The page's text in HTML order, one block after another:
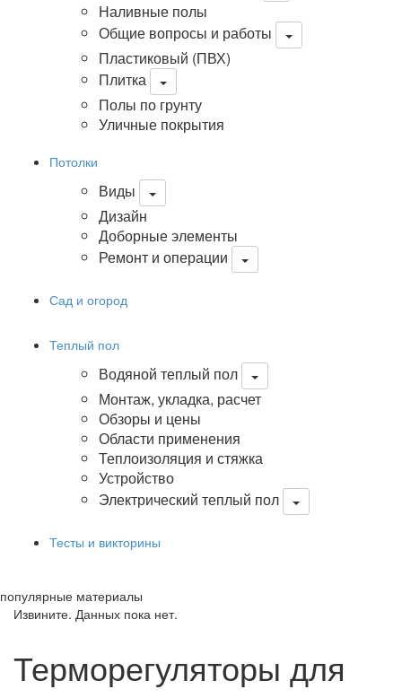
Наливные полы
Общие вопросы и работы
Пластиковый (ПВХ)
Плитка
Полы по грунту
Уличные покрытия
Потолки
Виды
Дизайн
Доборные элементы
Ремонт и операции
Сад и огород
Теплый пол
Водяной теплый пол
Монтаж, укладка, расчет
Обзоры и цены
Области применения
Теплоизоляция и стяжка
Устройство
Электрический теплый пол
Тесты и викторины
популярные материалы
Извините. Данных пока нет.
Терморегуляторы для